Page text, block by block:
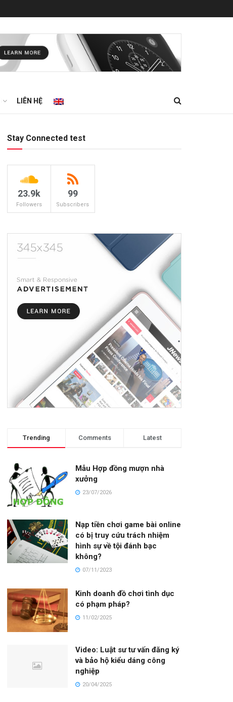
LIÊN HỆ
Stay Connected test
23.9k
Followers
99
Subscribers
Trending Comments Latest
Mẫu Hợp đồng mượn nhà
xưởng
23/07/2026
Nạp tiền chơi game bài online
có bị truy cứu trách nhiệm
hình sự về tội đánh bạc
không?
07/11/2023
Kinh doanh đồ chơi tình dục
có phạm pháp?
11/02/2025
Video: Luật sư tư vấn đăng ký
và bảo hộ kiểu dáng công
nghiệp
20/04/2025